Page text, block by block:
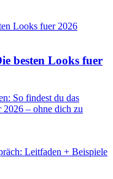
besten Looks fuer
So findest du das
2026 – ohne dich zu